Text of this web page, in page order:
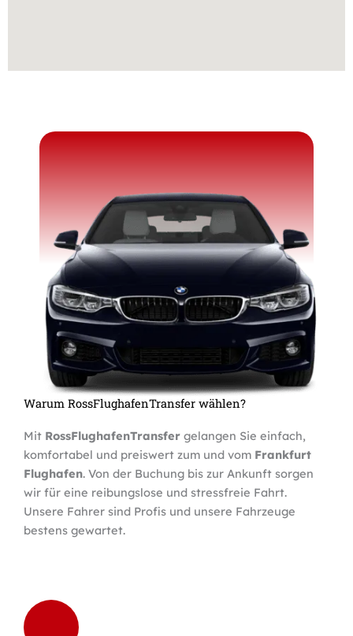
Warum RossFlughafenTransfer wählen?
Mit RossFlughafenTransfer gelangen Sie einfach,
komfortabel und preiswert zum und vom Frankfurt
Flughafen. Von der Buchung bis zur Ankunft sorgen
wir für eine reibungslose und stressfreie Fahrt.
Unsere Fahrer sind Profis und unsere Fahrzeuge
bestens gewartet.